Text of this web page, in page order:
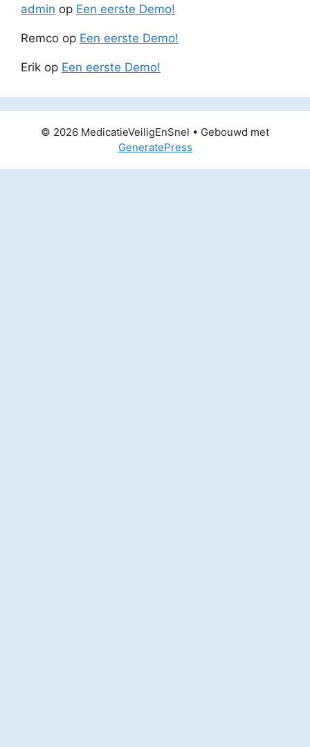
admin op Een eerste Demo!
Remco op Een eerste Demo!
Erik op Een eerste Demo!
© 2026 MedicatieVeiligEnSnel • Gebouwd met
GeneratePress